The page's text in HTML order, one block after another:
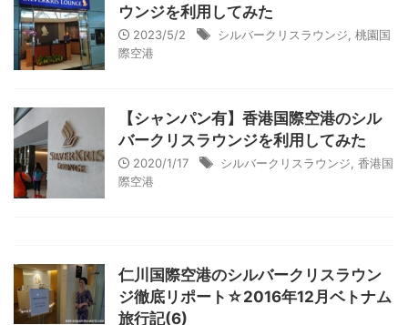
ウンジを利用してみた
2023/5/2 シルバークリスラウンジ 桃園国
際空港
【シャンパン有】香港国際空港のシル
バークリスラウンジを利用してみた
2020/1/17 シルバークリスラウンジ 香港国
際空港
仁川国際空港のシルバークリスラウン
ジ徹底リポート☆2016年12月ベトナム
旅行記(6)